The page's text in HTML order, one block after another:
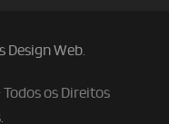
Design Web.
os Direitos